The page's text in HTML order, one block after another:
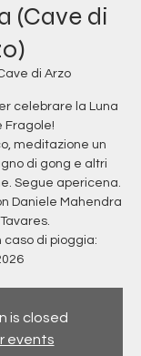
(Cave di
di Arzo
celebrare la Luna
Fragole!
meditazione un
di gong e altri
Segue apericena.
Daniele Mahendra
caso di pioggia:
is closed
events